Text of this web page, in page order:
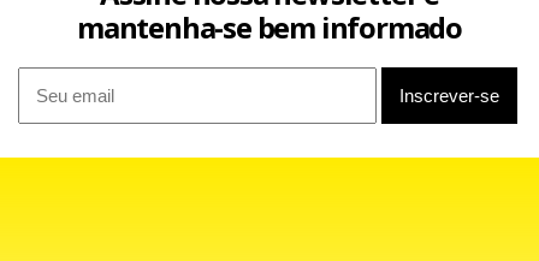
mantenha-se bem informado